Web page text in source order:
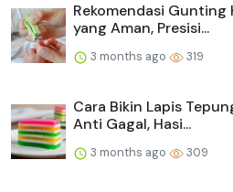
Rekomendasi Gunting
yang Aman, Presisi...
3 months ago 319
Cara Bikin Lapis
Anti Gagal, Hasi...
3 months ago 309